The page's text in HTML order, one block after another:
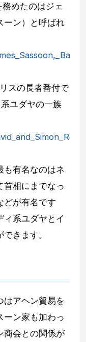
務めたのはジェ
ーン）と呼ばれ
スの長者番付で
ユダヤの一族
も有名なのはネ
首相にまでなっ
どが有名です
ィ系ユダヤとイ
きます。
はアヘン貿易を
ーン家も加わっ
商会との関係が